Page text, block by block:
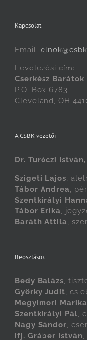
Kapcsolat
Email:
Levelezési cím:
Cserkész Barátok
P.O. Box 6783
Cleveland, OH
A CSBK vezetői
Dr. Turóczi István,
Szigeti Lajos,
Tábor Andrea,
Szentkirályi
Tábor Erika,
Baráth Attila,
Beosztások
Bedy Balázs,
Györky Judit,
Megyimori Marika
Szentkirályi Pál,
Nagy Sándor,
ifj. Gráber István,